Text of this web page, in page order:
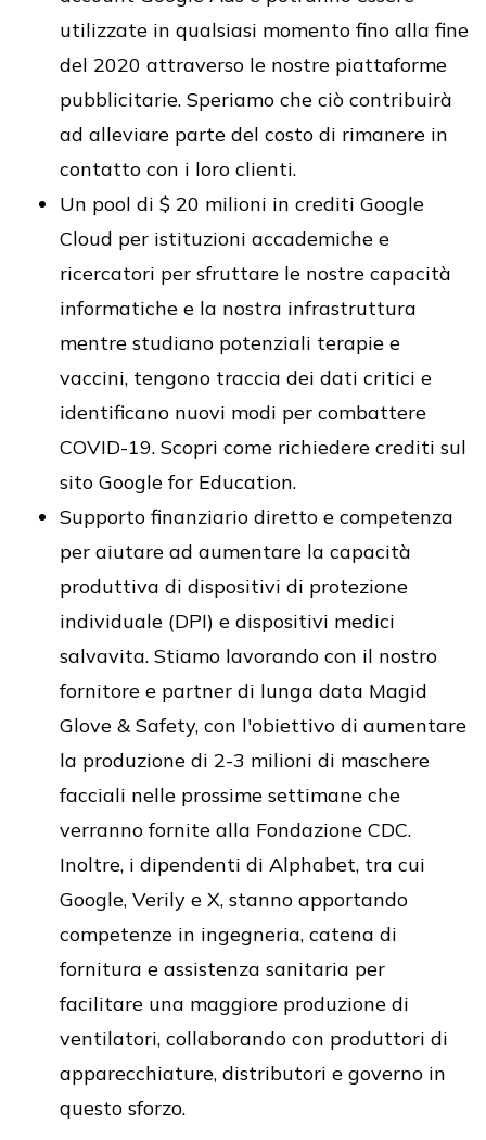
utilizzate in qualsiasi momento fino alla fine
del 2020 attraverso le nostre piattaforme
pubblicitarie. Speriamo che ciò contribuirà
ad alleviare parte del costo di rimanere in
contatto con i loro clienti.
Un pool di $ 20 milioni in crediti Google
Cloud per istituzioni accademiche e
ricercatori per sfruttare le nostre capacità
informatiche e la nostra infrastruttura
mentre studiano potenziali terapie e
vaccini, tengono traccia dei dati critici e
identificano nuovi modi per combattere
COVID-19. Scopri come richiedere crediti sul
sito Google for Education.
Supporto finanziario diretto e competenza
per aiutare ad aumentare la capacità
produttiva di dispositivi di protezione
individuale (DPI) e dispositivi medici
salvavita. Stiamo lavorando con il nostro
fornitore e partner di lunga data Magid
Glove & Safety, con l'obiettivo di aumentare
la produzione di 2-3 milioni di maschere
facciali nelle prossime settimane che
verranno fornite alla Fondazione CDC.
Inoltre, i dipendenti di Alphabet, tra cui
Google, Verily e X, stanno apportando
competenze in ingegneria, catena di
fornitura e assistenza sanitaria per
facilitare una maggiore produzione di
ventilatori, collaborando con produttori di
apparecchiature, distributori e governo in
questo sforzo.